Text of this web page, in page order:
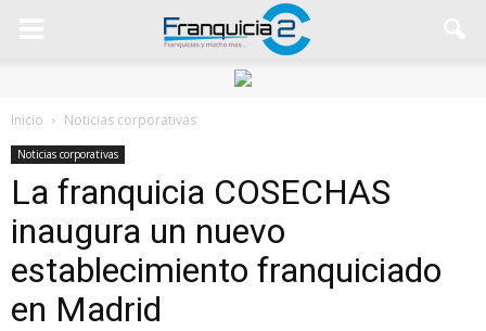
Inicio Noticias corporativas
Noticias corporativas
La franquicia COSECHAS
inaugura un nuevo
establecimiento franquiciado
en Madrid